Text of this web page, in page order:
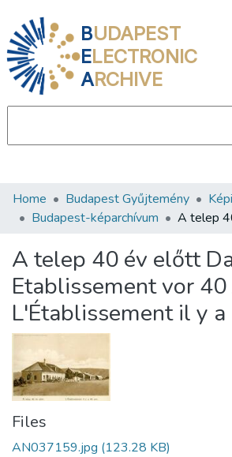
BUDAPEST
ELECTRONIC
ARCHIVE
Communities & Collections
Statistics
About us
Home Budapest Gyűjtemény
Budapest-képarchívum
A telep 40 év előtt
Etablissement vor 40
L'Établissement il y a
Files
AN037159.jpg (123.28 KB)